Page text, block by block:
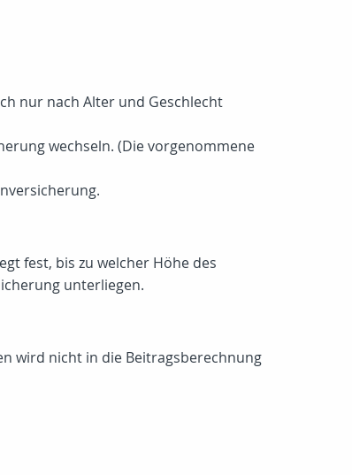
nur nach Alter und Geschlecht
wechseln. (Die vorgenommene
fest, bis zu welcher Höhe des
unterliegen.
wird nicht in die Beitragsberechnung